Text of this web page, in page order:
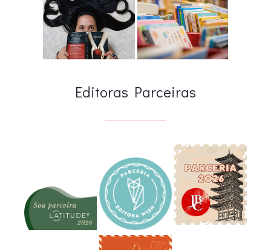
Editoras Parceiras